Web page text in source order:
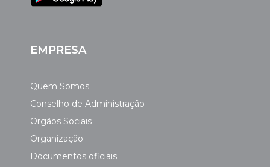
EMPRESA
Quem Somos
Conselho de Administração
Orgãos Sociais
Organização
Documentos oficiais